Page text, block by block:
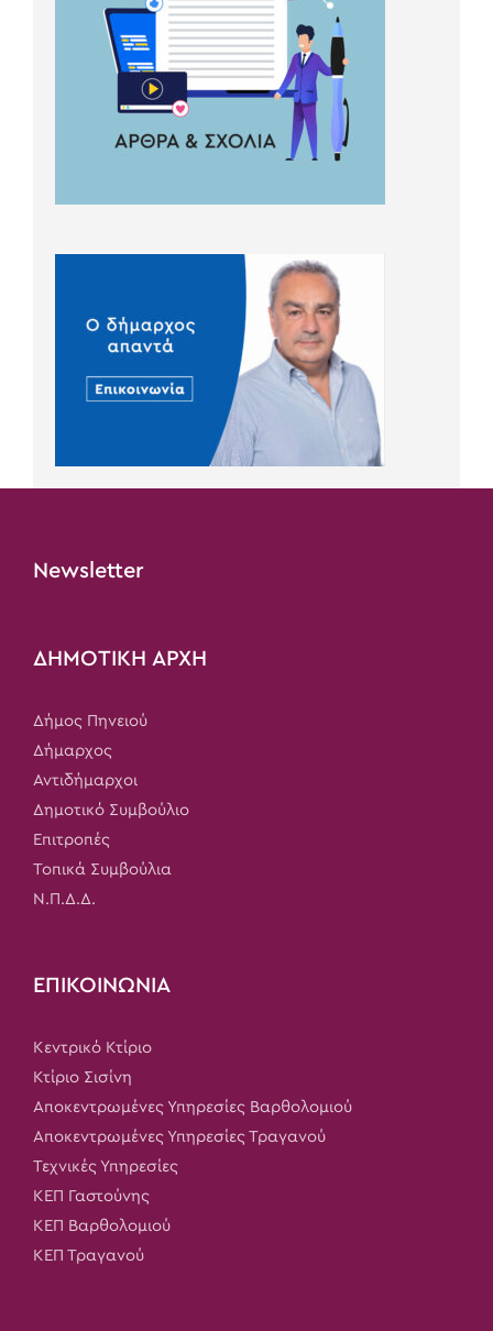
Newsletter
ΔΗΜΟΤΙΚΗ ΑΡΧΗ
Δήμος Πηνειού
Δήμαρχος
Αντιδήμαρχοι
Δημοτικό Συμβούλιο
Επιτροπές
Τοπικά Συμβούλια
Ν.Π.Δ.Δ.
ΕΠΙΚΟΙΝΩΝΙΑ
Κεντρικό Κτίριο
Κτίριο Σισίνη
Αποκεντρωμένες Υπηρεσίες Βαρθολομιού
Αποκεντρωμένες Υπηρεσίες Τραγανού
Τεχνικές Υπηρεσίες
ΚΕΠ Γαστούνης
ΚΕΠ Βαρθολομιού
ΚΕΠ Τραγανού